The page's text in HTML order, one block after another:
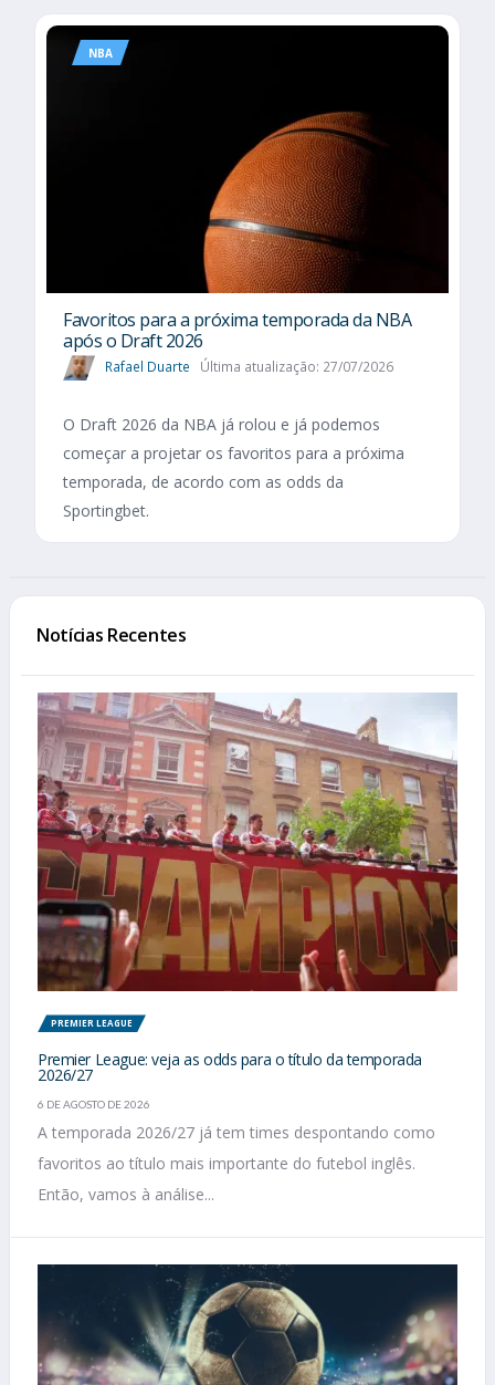
NBA
Favoritos para a próxima temporada da NBA
após o Draft 2026
Rafael Duarte Última atualização: 27/07/2026
O Draft 2026 da NBA já rolou e já podemos
começar a projetar os favoritos para a próxima
temporada, de acordo com as odds da
Sportingbet.
Notícias Recentes
PREMIER LEAGUE
Premier League: veja as odds para o título da temporada
2026/27
6 DE AGOSTO DE 2026
A temporada 2026/27 já tem times despontando como
favoritos ao título mais importante do futebol inglês.
Então, vamos à análise...